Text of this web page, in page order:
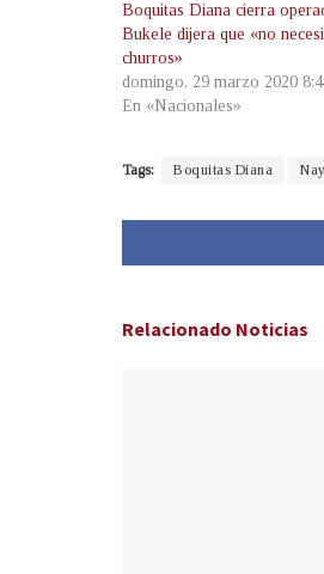
Boquitas Diana cierra
Bukele dijera que «no
churros»
domingo, 29 marzo 2020
En «Nacionales»
Tags: Boquitas Diana
Relacionado Noticias